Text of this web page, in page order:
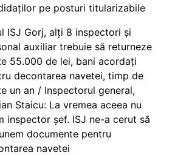
pe posturi titularizabile
ISJ Gorj, alți 8 inspectori și
auxiliar trebuie să returneze
55.000 de lei, bani acordați
decontarea navetei, timp de
un an / Inspectorul general,
Staicu: La vremea aceea nu
inspector șef. ISJ ne-a cerut să
documente pentru
navetei